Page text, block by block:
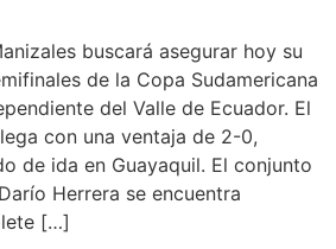
buscará asegurar hoy su
de la Copa Sudamericana
del Valle de Ecuador. El
con una ventaja de 2-0,
de ida en Guayaquil. El conjunto
Herrera se encuentra
[…]